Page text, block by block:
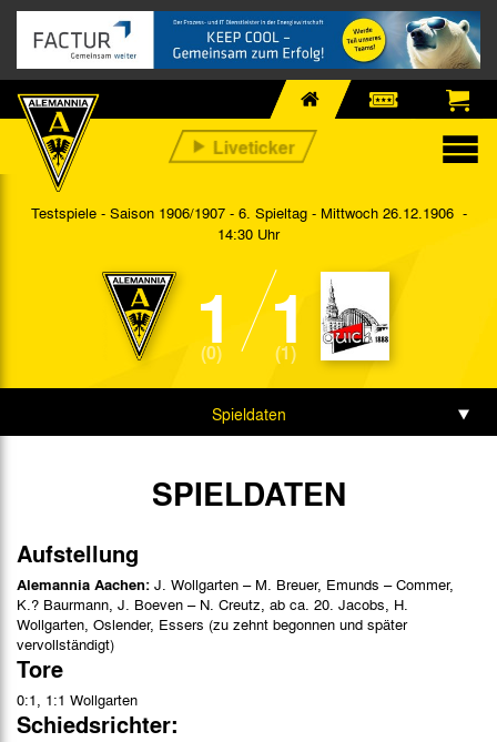
Testspiele - Saison 1906/1907 - 6. Spieltag - Mittwoch 26.12.1906 -
14:30 Uhr
1
(0) 1
(1)
Spieldaten
SPIELDATEN
Aufstellung
Alemannia Aachen: J. Wollgarten – M. Breuer, Emunds – Commer,
K.? Baurmann, J. Boeven – N. Creutz, ab ca. 20. Jacobs, H.
Wollgarten, Oslender, Essers (zu zehnt begonnen und später
vervollständigt)
Tore
0:1, 1:1 Wollgarten
Schiedsrichter: